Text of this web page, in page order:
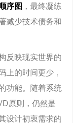
序图 ，最终凝练
减少技术债务和
反映现实世界的
上的时间更少，
功能。随着系统
原则，仍然是
设计初衷需求的